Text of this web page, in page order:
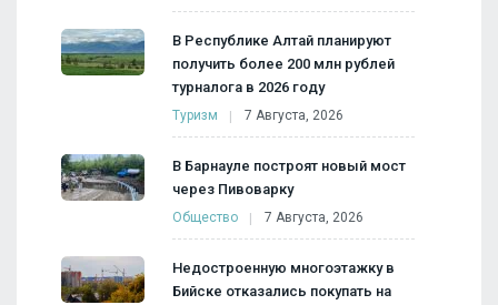
В Республике Алтай планируют
получить более 200 млн рублей
турналога в 2026 году
Туризм 7 Августа, 2026
В Барнауле построят новый мост
через Пивоварку
Общество 7 Августа, 2026
Недостроенную многоэтажку в
Бийске отказались покупать на